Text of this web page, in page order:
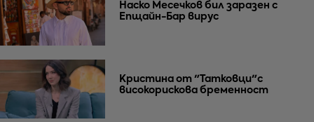
Наско Месечков бил заразен с
Епщайн-Бар вирус
Кристина от "Татковци"с
високорискова бременност